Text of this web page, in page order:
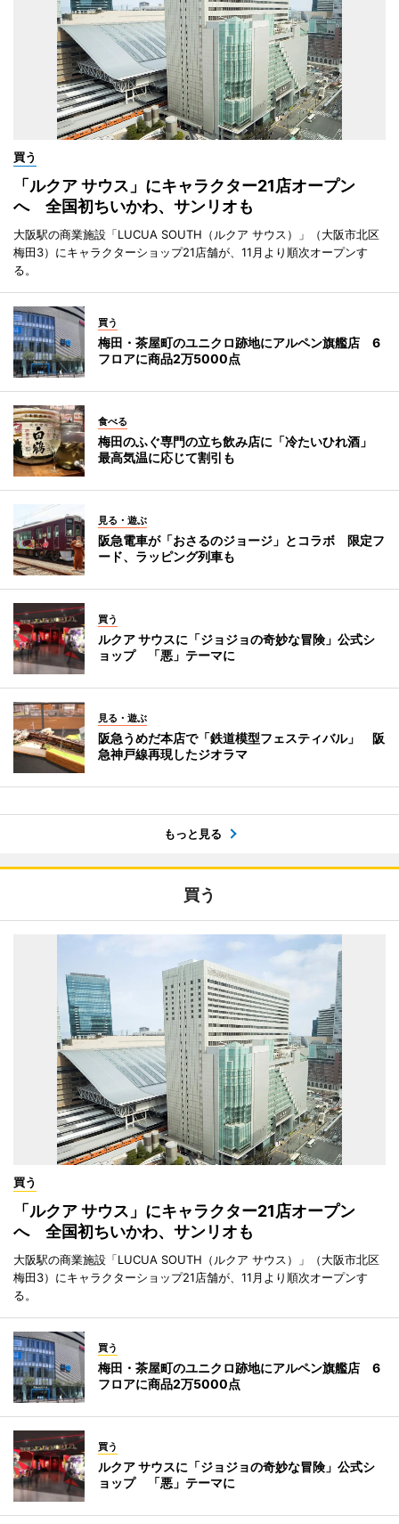
買う
「ルクア サウス」にキャラクター21店オープン
へ 全国初ちいかわ、サンリオも
大阪駅の商業施設「LUCUA SOUTH（ルクア サウス）」（大阪市北区
梅田3）にキャラクターショップ21店舗が、11月より順次オープンす
る。
買う
梅田・茶屋町のユニクロ跡地にアルペン旗艦店 6
フロアに商品2万5000点
食べる
梅田のふぐ専門の立ち飲み店に「冷たいひれ酒」
最高気温に応じて割引も
見る・遊ぶ
阪急電車が「おさるのジョージ」とコラボ 限定フ
ード、ラッピング列車も
買う
ルクア サウスに「ジョジョの奇妙な冒険」公式シ
ョップ 「悪」テーマに
見る・遊ぶ
阪急うめだ本店で「鉄道模型フェスティバル」 阪
急神戸線再現したジオラマ
もっと見る
買う
買う
「ルクア サウス」にキャラクター21店オープン
へ 全国初ちいかわ、サンリオも
大阪駅の商業施設「LUCUA SOUTH（ルクア サウス）」（大阪市北区
梅田3）にキャラクターショップ21店舗が、11月より順次オープンす
る。
買う
梅田・茶屋町のユニクロ跡地にアルペン旗艦店 6
フロアに商品2万5000点
買う
ルクア サウスに「ジョジョの奇妙な冒険」公式シ
ョップ 「悪」テーマに